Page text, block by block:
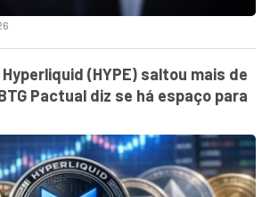
(HYPE) saltou mais de
Pactual diz se há espaço para